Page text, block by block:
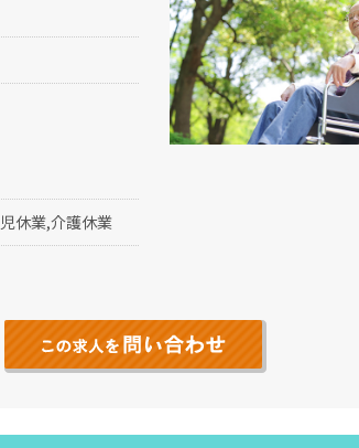
休業,介護休業